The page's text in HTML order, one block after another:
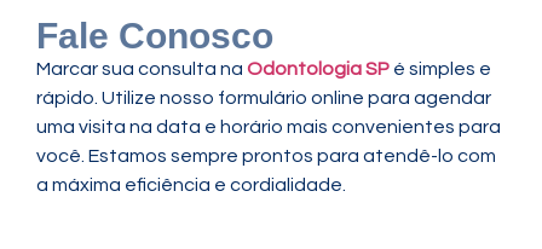
Fale Conosco
Marcar sua consulta na Odontologia SP é simples e
rápido. Utilize nosso formulário online para agendar
uma visita na data e horário mais convenientes para
você. Estamos sempre prontos para atendê-lo com
a máxima eficiência e cordialidade.